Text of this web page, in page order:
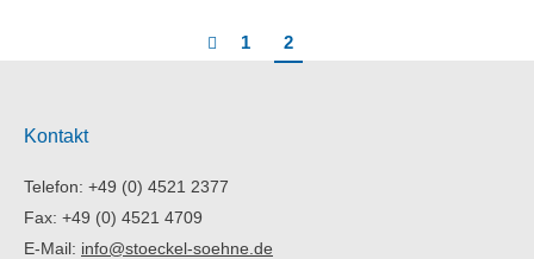
1 2
Kontakt
Telefon: +49 (0) 4521 2377
Fax: +49 (0) 4521 4709
E-Mail: info@stoeckel-soehne.de